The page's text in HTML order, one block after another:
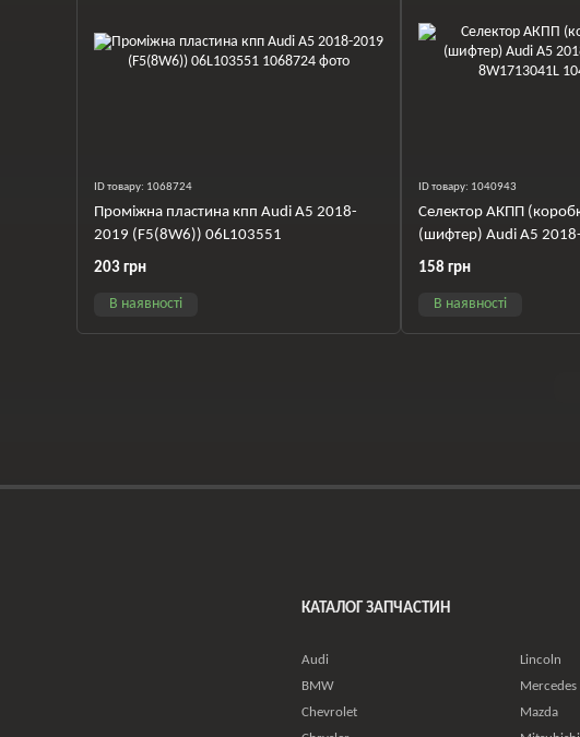
ID товару: 1068724
Проміжна пластина кпп Audi A5 2018-
2019 (F5(8W6)) 06L103551
203 грн
В наявності
ID товару: 1040943
Селектор АКПП
(шифтер) Audi A5
8W1713041L
158 грн
В наявності
КАТАЛОГ ЗАПЧАСТИН
Audi
BMW
Chevrolet
Lincoln
Mercedes
Mazda